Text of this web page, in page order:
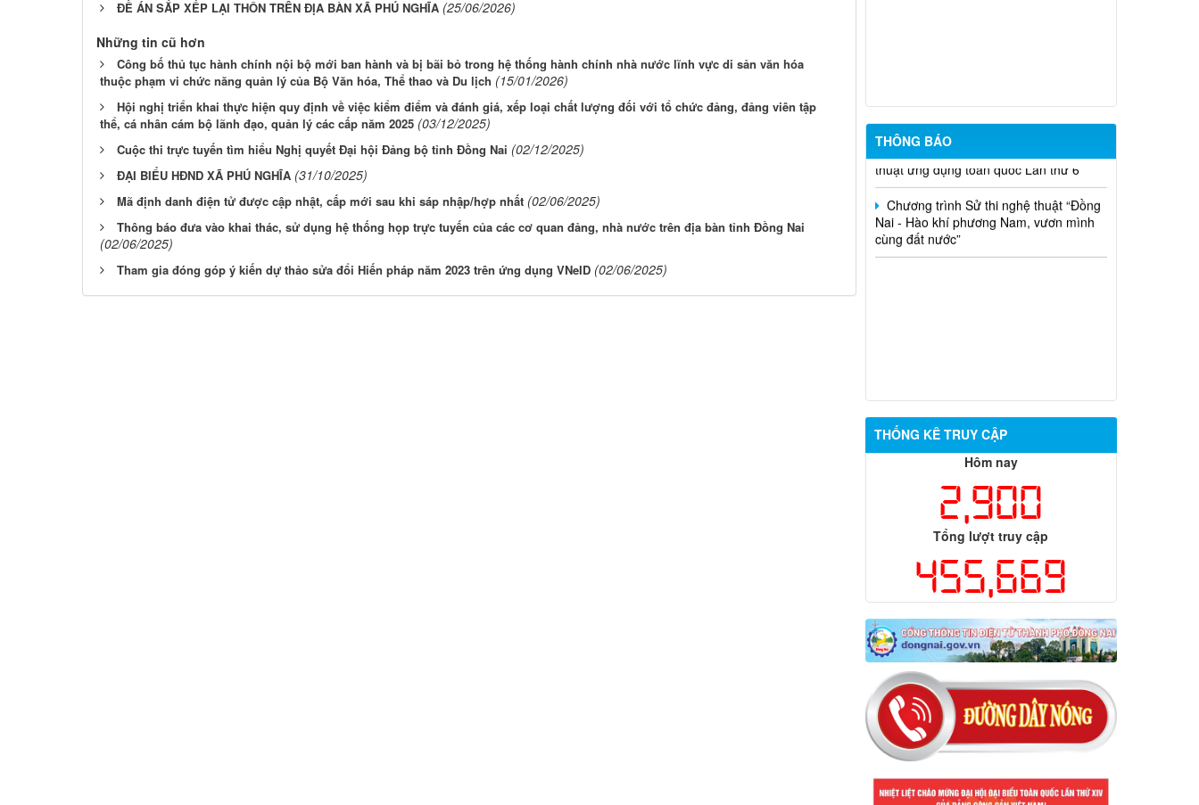
ĐỀ ÁN SẮP XẾP LẠI THÔN TRÊN ĐỊA BÀN XÃ PHÚ NGHĨA (25/06/2026)
Những tin cũ hơn
Công bố thủ tục hành chính nội bộ mới ban hành và bị bãi bỏ trong hệ thống hành chính nhà nước lĩnh vực di sản văn hóa
thuộc phạm vi chức năng quản lý của Bộ Văn hóa, Thể thao và Du lịch (15/01/2026)
Hội nghị triển khai thực hiện quy định về việc kiểm điểm và đánh giá, xếp loại chất lượng đối với tổ chức đảng, đảng viên tập
thể, cá nhân cám bộ lãnh đạo, quản lý các cấp năm 2025 (03/12/2025)
Cuộc thi trực tuyến tìm hiểu Nghị quyết Đại hội Đảng bộ tỉnh Đồng Nai (02/12/2025)
ĐẠI BIỂU HĐND XÃ PHÚ NGHĨA (31/10/2025)
Mã định danh điện tử được cập nhật, cấp mới sau khi sáp nhập/hợp nhất (02/06/2025)
Thông báo đưa vào khai thác, sử dụng hệ thống họp trực tuyến của các cơ quan đảng, nhà nước trên địa bàn tỉnh Đồng Nai
(02/06/2025)
Tham gia đóng góp ý kiến dự thảo sửa đổi Hiến pháp năm 2023 trên ứng dụng VNeID (02/06/2025)
THÔNG BÁO
phẩm tham dự Cuộc thi và Triển lãm Mỹ
thuật ứng dụng toàn quốc Lần thứ 6
Chương trình Sử thi nghệ thuật “Đồng
Nai - Hào khí phương Nam, vươn mình
cùng đất nước”
THỐNG KÊ TRUY CẬP
Hôm nay
2,900
Tổng lượt truy cập
455,669